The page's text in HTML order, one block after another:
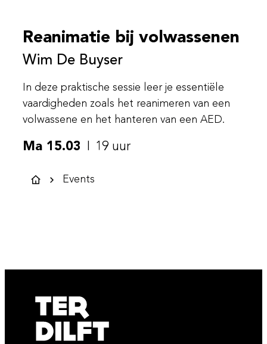
Reanimatie bij volwassenen
Wim De Buyser
In deze praktische sessie leer je essentiële
vaardigheden zoals het reanimeren van een
volwassene en het hanteren van een AED.
Ma 15.03 19 uur
Startpagina
Events